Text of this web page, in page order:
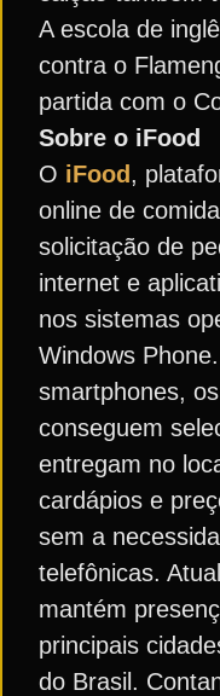
A escola de
contra o
partida com o
Sobre o iFood
O iFood ,
online de
solicitação de
internet e
nos sistemas
Windows
smartphones,
conseguem
entregam no
cardápios e
sem a
telefônicas.
mantém
principais
do Brasil.